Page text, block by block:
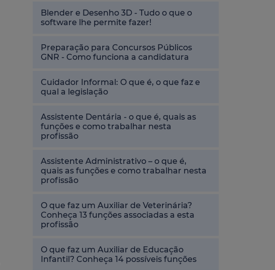
Blender e Desenho 3D - Tudo o que o
software lhe permite fazer!
Preparação para Concursos Públicos
GNR - Como funciona a candidatura
Cuidador Informal: O que é, o que faz e
qual a legislação
Assistente Dentária - o que é, quais as
funções e como trabalhar nesta
profissão
Assistente Administrativo – o que é,
quais as funções e como trabalhar nesta
profissão
O que faz um Auxiliar de Veterinária?
Conheça 13 funções associadas a esta
profissão
O que faz um Auxiliar de Educação
Infantil? Conheça 14 possíveis funções